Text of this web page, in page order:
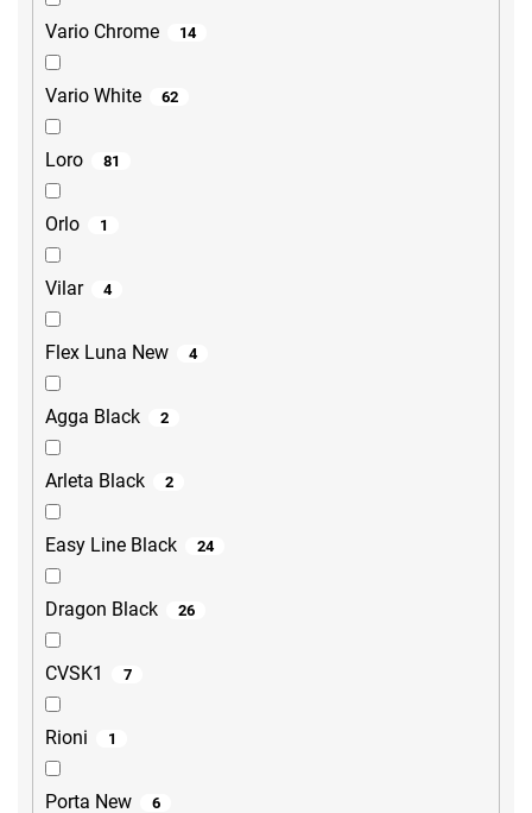
Vario Chrome 14
Vario White 62
Loro 81
Orlo 1
Vilar 4
Flex Luna New 4
Agga Black 2
Arleta Black 2
Easy Line Black 24
Dragon Black 26
CVSK1 7
Rioni 1
Porta New 6